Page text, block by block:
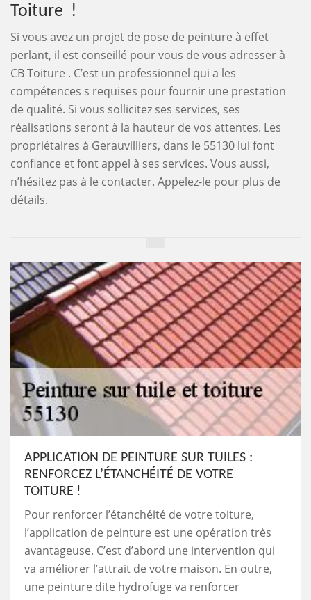
Toiture !
Si vous avez un projet de pose de peinture à effet
perlant, il est conseillé pour vous de vous adresser à
CB Toiture . C’est un professionnel qui a les
compétences s requises pour fournir une prestation
de qualité. Si vous sollicitez ses services, ses
réalisations seront à la hauteur de vos attentes. Les
propriétaires à Gerauvilliers, dans le 55130 lui font
confiance et font appel à ses services. Vous aussi,
n’hésitez pas à le contacter. Appelez-le pour plus de
détails.
APPLICATION DE PEINTURE SUR TUILES :
RENFORCEZ L’ÉTANCHÉITÉ DE VOTRE
TOITURE !
Pour renforcer l’étanchéité de votre toiture,
l’application de peinture est une opération très
avantageuse. C’est d’abord une intervention qui
va améliorer l’attrait de votre maison. En outre,
une peinture dite hydrofuge va renforcer